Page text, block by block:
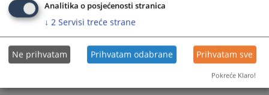
Analitika o posjećenosti stranica
↓ 2 Servisi treće strane
Ne prihvatam Prihvatam odabrane Prihvatam sve
Pokreće Klaro!